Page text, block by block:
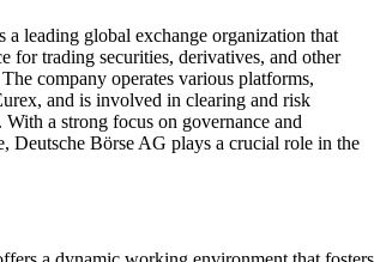
a leading global exchange organization that
for trading securities, derivatives, and other
company operates various platforms,
and is involved in clearing and risk
With a strong focus on governance and
Deutsche Börse AG plays a crucial role in the